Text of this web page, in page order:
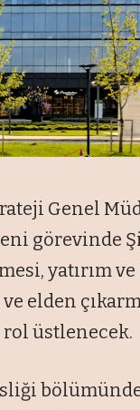
Genel
görevinde
yatırım
elden
üstlenecek.